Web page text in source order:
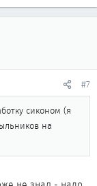
#7
сиконом (я
на